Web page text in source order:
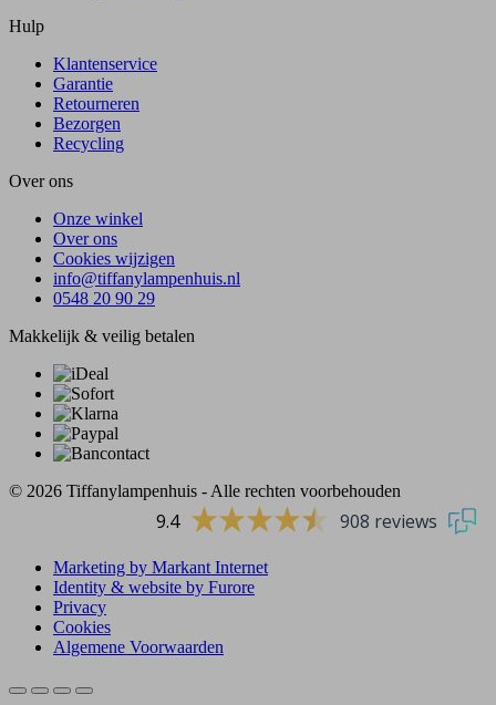
Hulp
Klantenservice
Garantie
Retourneren
Bezorgen
Recycling
Over ons
Onze winkel
Over ons
Cookies wijzigen
info@tiffanylampenhuis.nl
0548 20 90 29
Makkelijk & veilig betalen
© 2026 Tiffanylampenhuis - Alle rechten voorbehouden
9.4 908 reviews
Marketing by Markant Internet
Identity & website by Furore
Privacy
Cookies
Algemene Voorwaarden